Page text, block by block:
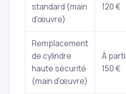
standard (main
d'œuvre)
120 €
Remplacement
de cylindre
haute sécurité
(main d'œuvre)
À
150 €